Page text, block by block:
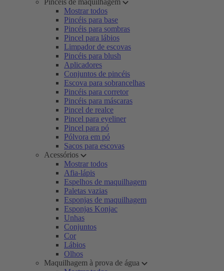
Pincéis de maquilhagem
Mostrar todos
Pincéis para base
Pincéis para sombras
Pincel para lábios
Limpador de escovas
Pincéis para blush
Aplicadores
Conjuntos de pincéis
Escova para sobrancelhas
Pincéis para corretor
Pincéis para máscaras
Pincel de realce
Pincel para eyeliner
Pincel para pó
Pólvora em pó
Sacos para escovas
Acessórios
Mostrar todos
Afia-lápis
Espelhos de maquilhagem
Paletas vazias
Esponjas de maquilhagem
Esponjas Konjac
Unhas
Conjuntos
Cor
Lábios
Olhos
Maquilhagem à prova de água